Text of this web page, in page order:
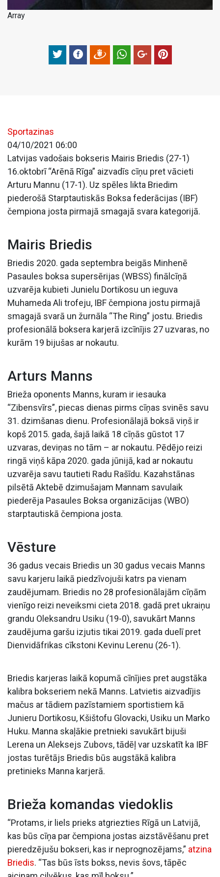
Array
Sportazinas
04/10/2021 06:00
Latvijas vadošais bokseris Mairis Briedis (27-1)
16.oktobrī “Arēnā Rīga” aizvadīs cīņu pret vācieti
Arturu Mannu (17-1). Uz spēles likta Briedim
piederošā Starptautiskās Boksa federācijas (IBF)
čempiona josta pirmajā smagajā svara kategorijā.
Mairis Briedis
Briedis 2020. gada septembra beigās Minhenē
Pasaules boksa supersērijas (WBSS) finālcīņā
uzvarēja kubieti Junielu Dortikosu un ieguva
Muhameda Ali trofeju, IBF čempiona jostu pirmajā
smagajā svarā un žurnāla “The Ring” jostu. Briedis
profesionālā boksera karjerā izcīnījis 27 uzvaras, no
kurām 19 bijušas ar nokautu.
Arturs Manns
Brieža oponents Manns, kuram ir iesauka
“Zibensvīrs”, piecas dienas pirms cīņas svinēs savu
31. dzimšanas dienu. Profesionālajā boksā viņš ir
kopš 2015. gada, šajā laikā 18 cīņās gūstot 17
uzvaras, deviņas no tām – ar nokautu. Pēdējo reizi
ringā viņš kāpa 2020. gada jūnijā, kad ar nokautu
uzvarēja savu tautieti Radu Rašīdu. Kazahstānas
pilsētā Aktebē dzimušajam Mannam savulaik
piederēja Pasaules Boksa organizācijas (WBO)
starptautiskā čempiona josta.
Vēsture
36 gadus vecais Briedis un 30 gadus vecais Manns
savu karjeru laikā piedzīvojuši katrs pa vienam
zaudējumam. Briedis no 28 profesionālajām cīņām
vienīgo reizi neveiksmi cieta 2018. gadā pret ukraiņu
grandu Oleksandru Usiku (19-0), savukārt Manns
zaudējuma garšu izjutis tikai 2019. gada duelī pret
Dienvidāfrikas cīkstoni Kevinu Lerenu (26-1).
Briedis karjeras laikā kopumā cīnījies pret augstāka
kalibra bokseriem nekā Manns. Latvietis aizvadījis
mačus ar tādiem pazīstamiem sportistiem kā
Junieru Dortikosu, Kšištofu Glovacki, Usiku un Marko
Huku. Manna skaļākie pretnieki savukārt bijuši
Lerena un Aleksejs Zubovs, tādēļ var uzskatīt ka IBF
jostas turētājs Briedis būs augstākā kalibra
pretinieks Manna karjerā.
Brieža komandas viedoklis
“Protams, ir liels prieks atgriezties Rīgā un Latvijā,
kas būs cīņa par čempiona jostas aizstāvēšanu pret
pieredzējušu bokseri, kas ir neprognozējams,” atzina
Briedis. “Tas būs īsts bokss, nevis šovs, tāpēc